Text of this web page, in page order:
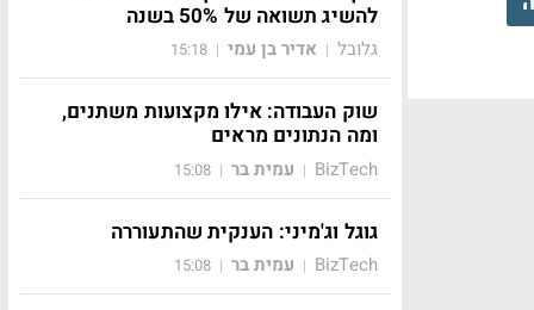
להשיג תשואה של 50% בשנה
גלובל | אדיר בן עמי |
15:18
שוק העבודה: אילו מקצועות משתנים,
ומה הנתונים מראים
BizTech
| עמית בר |
15:08
גוגל וג'מיני: הענקית שהתעוררה
BizTech
| עמית בר |
15:08